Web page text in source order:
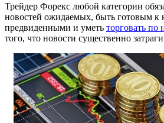
Трейдер Форекс любой категории
новостей ожидаемых, быть готовым к
предвиденными и уметь торговать по
того, что новости существенно